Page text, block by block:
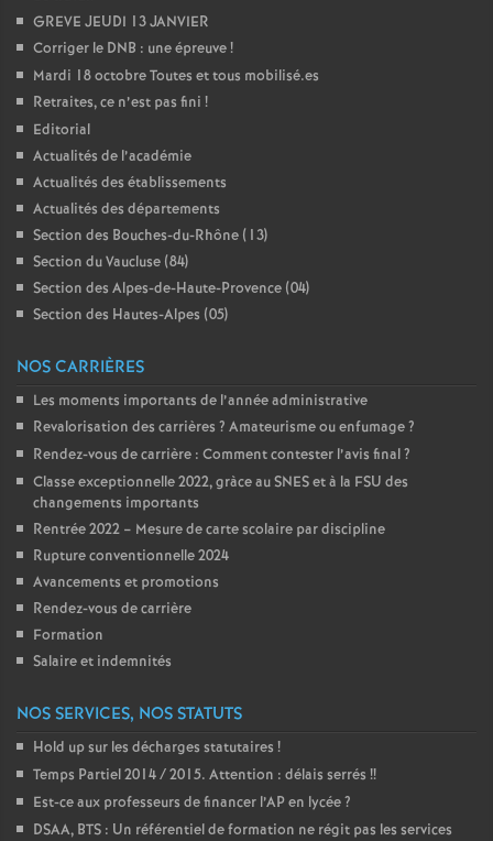
GREVE JEUDI 13 JANVIER
Corriger le DNB : une épreuve!
Mardi 18 octobre Toutes et tous mobilisé.es
Retraites, ce n’est pas fini !
Editorial
Actualités de l’académie
Actualités des établissements
Actualités des départements
Section des Bouches-du-Rhône (13)
Section du Vaucluse (84)
Section des Alpes-de-Haute-Provence (04)
Section des Hautes-Alpes (05)
NOS CARRIÈRES
Les moments importants de l’année administrative
Revalorisation des carrières ? Amateurisme ou enfumage?
Rendez-vous de carrière : Comment contester l’avis final?
Classe exceptionnelle 2022, gràce au SNES et à la FSU des
changements importants
Rentrée 2022 – Mesure de carte scolaire par discipline
Rupture conventionnelle 2024
Avancements et promotions
Rendez-vous de carrière
Formation
Salaire et indemnités
NOS SERVICES, NOS STATUTS
Hold up sur les décharges statutaires !
Temps Partiel 2014 / 2015. Attention : délais serrés !!
Est-ce aux professeurs de financer l’AP en lycée?
DSAA, BTS : Un référentiel de formation ne régit pas les services